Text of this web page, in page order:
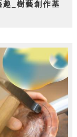
_樹藝創作基